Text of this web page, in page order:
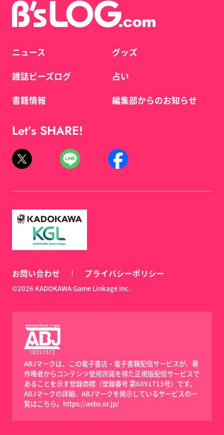
ニュース
雑誌ビーズログ
書籍情報
グッズ
占い
編集部からのお知らせ
Let’s SHARE!
お問い合わせ プライバシーポリシー
©2026 KADOKAWA Game Linkage Inc.
ABJマークは、この電子書店・電子書籍配信サービスが、著
作権者からコンテンツ使用許諾を得た正規版配信サービスで
あることを示す登録商標（登録番号 第6091713号）です。
ABJマークの詳細、ABJマークを掲示しているサービスの一
覧はこちら。 https://aebs.or.jp/